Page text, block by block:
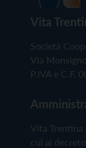
Vita
Società
Via
P.IVA e C.F.
Vita
cui al